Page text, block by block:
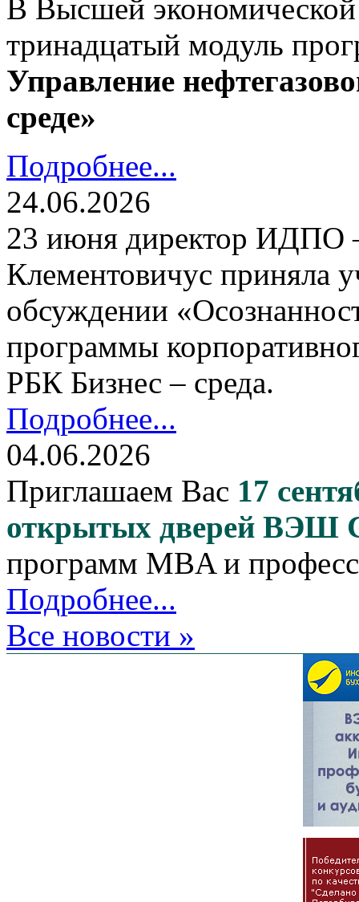
В Высшей
тринадцатый модуль
Управление
среде»
Подробнее...
24.06.2026
23 июня директор
Клементовичус приняла
обсуждении
программы
РБК Бизнес – среда.
Подробнее...
04.06.2026
Приглашаем Вас 17
открытых дверей ВЭШ
программ MBA и
Подробнее...
Все новости »